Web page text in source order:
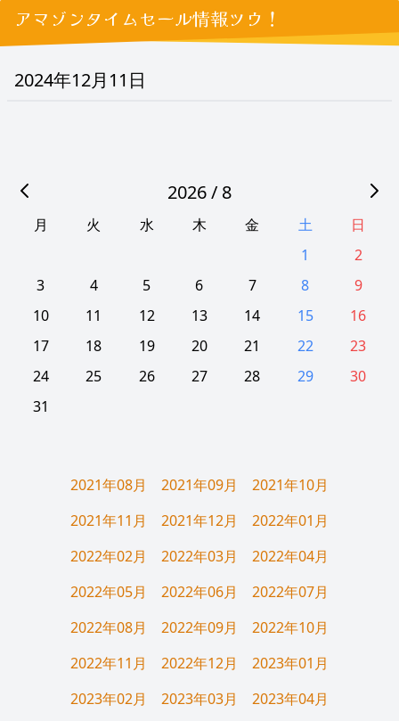
アマゾンタイムセール情報ツウ！
2024年12月11日
2026 / 8
月 火 水 木 金 土
日
1
2
3
4 5 6 7 8
9
10
11 12 13 14 15
16
17
18 19 20 21 22
23
24
25 26 27 28 29
30
31
2021年08月 2021年09月
2021年10月
2021年11月
2021年12月
2022年01月
2022年02月
2022年03月
2022年04月
2022年05月
2022年06月
2022年07月
2022年08月
2022年09月
2022年10月
2022年11月
2022年12月
2023年01月
2023年02月
2023年03月
2023年04月